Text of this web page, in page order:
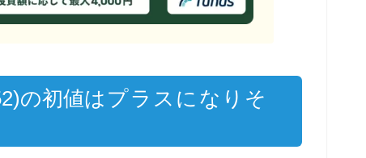
の初値はプラスになりそ